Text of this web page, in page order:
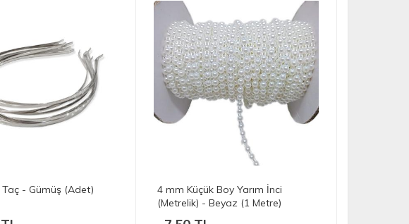
- Gümüş (Adet)
4 mm Küçük Boy Yarım İnci
(Metrelik) - Beyaz (1 Metre)